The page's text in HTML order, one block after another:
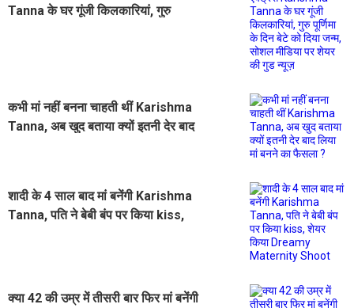
Tanna के घर गूंजी किलकारियां, गुरु
कभी मां नहीं बनना चाहती थीं Karishma
Tanna, अब खुद बताया क्यों इतनी देर बाद
शादी के 4 साल बाद मां बनेंगी Karishma
Tanna, पति ने बेबी बंप पर किया kiss,
क्या 42 की उम्र में तीसरी बार फिर मां बनेंगी